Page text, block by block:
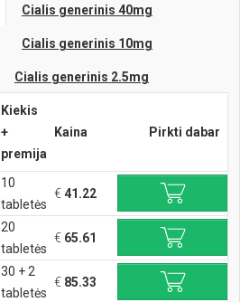
Cialis generinis 40mg
Cialis generinis 10mg
Cialis generinis 2.5mg
Kiekis
+
premija
Kaina Pirkti dabar
10
tabletės
€41.22
20
tabletės
€ 65.61
30 + 2
tabletės
€ 85.33